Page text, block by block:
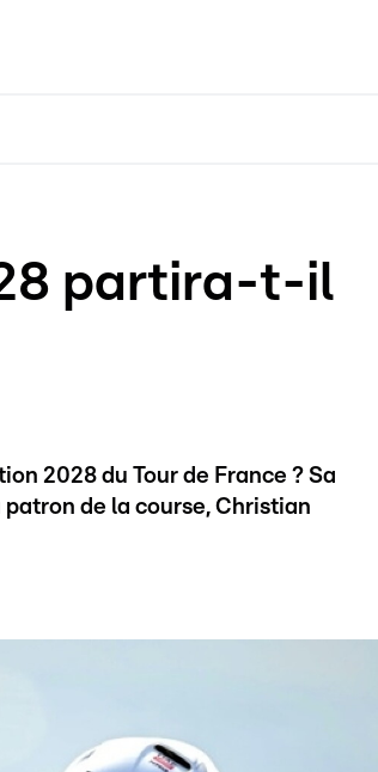
partira-t-il
2028 du Tour de France ? Sa
de la course, Christian